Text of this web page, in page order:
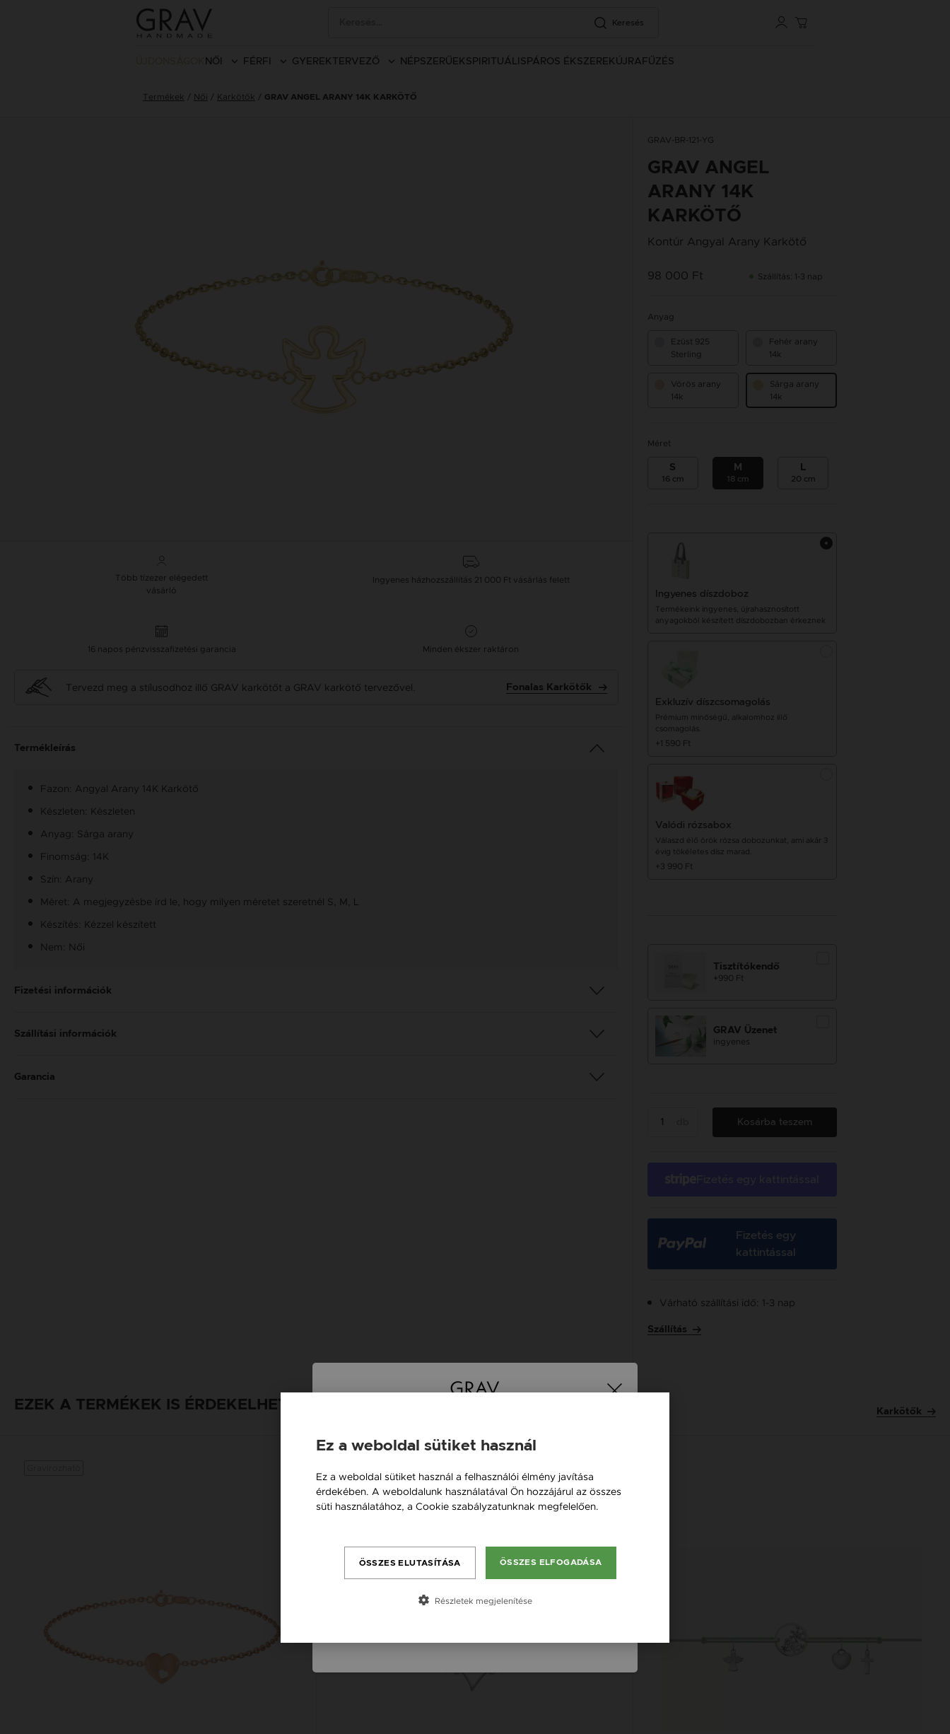
Keresés
NŐI FÉRFI GYEREK TERVEZŐ NÉPSZERŰEK SPIRITUÁLIS PÁROS ÉKSZEREK ÚJRAFŰZÉS
Termékek Női Karkötők GRAV ANGEL ARANY 14K KARKÖTŐ
Több tízezer elégedett
vásárló
Ingyenes házhozszállítás 21 000 Ft vásárlás felett
16 napos pénzvisszafizetési garancia Minden ékszer raktáron
Tervezd meg a stílusodhoz illő GRAV karkötőt a GRAV karkötő tervezővel. Fonalas Karkötők
Termékleírás
Fazon: Angyal Arany 14K Karkötő
Készleten: Készleten
Anyag: Sárga arany
Finomság: 14K
Szín: Arany
Méret: A megjegyzésbe írd le, hogy milyen méretet szeretnél S, M, L
Készítés: Kézzel készített
Nem: Női
Fizetési információk
Szállítási információk
Garancia
GRAV-BR-121-YG
GRAV ANGEL
ARANY 14K
KARKÖTŐ
Kontúr Angyal Arany Karkötő
98 000 Ft Szállítás: 1-3 nap
Anyag
Ezüst 925
Sterling
Fehér arany
14k
Vörös arany
14k
Sárga arany
14k
Méret
S
16 cm
M
18 cm
L
20 cm
Ingyenes díszdoboz
Termékeink ingyenes, újrahasznosított
anyagokból készített díszdobozban érkeznek
Exkluzív díszcsomagolás
Prémium minőségű, alkalomhoz illő
csomagolás.
+1 590 Ft
Valódi rózsabox
Válaszd élő örök rózsa dobozunkat, ami akár 3
évig tökéletes dísz marad.
+3 990 Ft
Tisztítókendő
+990 Ft
GRAV Üzenet
ingyenes
Kosárba teszem
Fizetés egy
kattintással
Várható szállítási idő: 1-3 nap
Szállítás
EZEK A TERMÉKEK IS ÉRDEKELHETNEK Karkötők
Österreich / AT
România / RO
Slovensko / SK
Ez a weboldal sütiket használ
Ez a weboldal sütiket használ a felhasználói élmény javítása
érdekében. A weboldalunk használatával Ön hozzájárul az összes
süti használatához, a Cookie szabályzatunknak megfelelően.
ÖSSZES ELFOGADÁSA
ÖSSZES ELUTASÍTÁSA
Részletek megjelenítése